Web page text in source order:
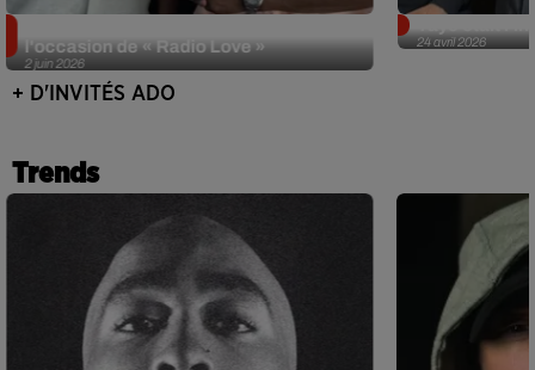
2 juin 2026
l'occasion de « Radio Love »
24 avril 2026
+ D'INVITÉS ADO
Trends